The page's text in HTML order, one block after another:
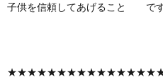
子供を信頼してあげること で